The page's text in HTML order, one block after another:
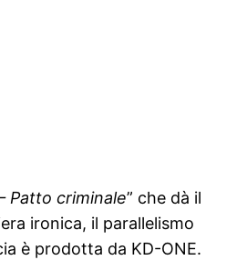
Patto criminale” che dà il
ironica, il parallelismo
è prodotta da KD-ONE.